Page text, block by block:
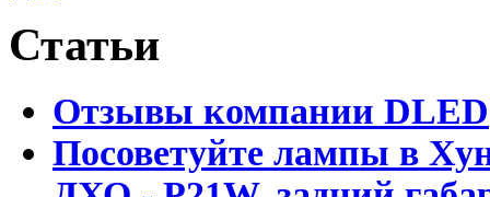
Статьи
Отзывы компании DLED
Посоветуйте лампы в